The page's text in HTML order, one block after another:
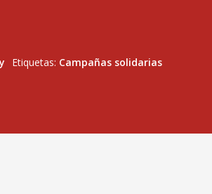
Etiquetas: Campañas solidarias